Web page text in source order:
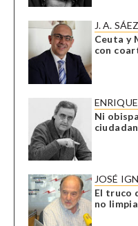
J. A.
Ceuta y
con
Ni
JOSÉ
El truco
no